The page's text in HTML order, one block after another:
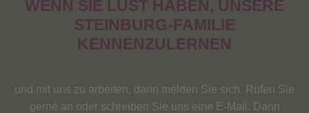
WENN SIE LUST HABEN, UNSERE
STEINBURG-FAMILIE
KENNENZULERNEN
und mit uns zu arbeiten, dann melden Sie sich. Rufen Sie
gerne an oder schreiben Sie uns eine E-Mail. Dann